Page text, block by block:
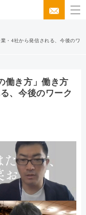
・4社から発信される、今後のワ
働き方」働き方
、今後のワーク